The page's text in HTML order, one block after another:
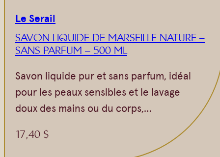
Savon Noir
Savons sur corde
Crèmes visages
Eaux florales
Exfoliants
Gommages
Le Serail
SAVON LIQUIDE DE MARSEILLE NATURE –
SANS PARFUM – 500 ML
Savon liquide pur et sans parfum, idéal
pour les peaux sensibles et le lavage
doux des mains ou du corps,…
17,40 $